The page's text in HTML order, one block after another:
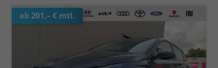
ab 201,– € mtl.